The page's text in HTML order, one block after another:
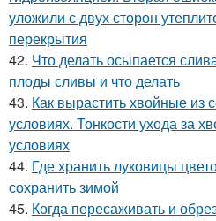
уложили с двух сторон
перекрытия
42. Что делать осыпается
плоды сливы и что делать
43. Как вырастить хвойные из
условиях. Тонкости ухода за
условиях
44. Где хранить луковицы
сохранить зимой
45. Когда пересаживать и